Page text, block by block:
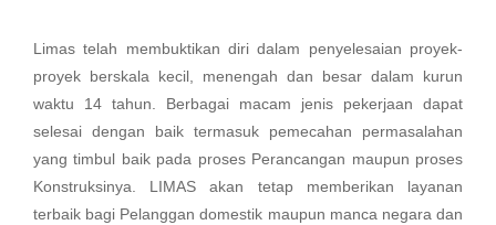
Limas telah membuktikan diri dalam penyelesaian proyek-
proyek berskala kecil, menengah dan besar dalam kurun
waktu 14 tahun. Berbagai macam jenis pekerjaan dapat
selesai dengan baik termasuk pemecahan permasalahan
yang timbul baik pada proses Perancangan maupun proses
Konstruksinya. LIMAS akan tetap memberikan layanan
terbaik bagi Pelanggan domestik maupun manca negara dan